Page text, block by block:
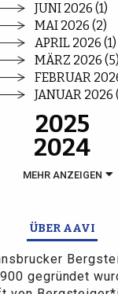
JUNI 2026 (1)
MAI 2026 (2)
APRIL 2026 (1)
MÄRZ 2026 (5)
FEBRUAR
JANUAR 2026
2025
2024
MEHR ANZEIGEN
ÜBER AAVI
gegründet